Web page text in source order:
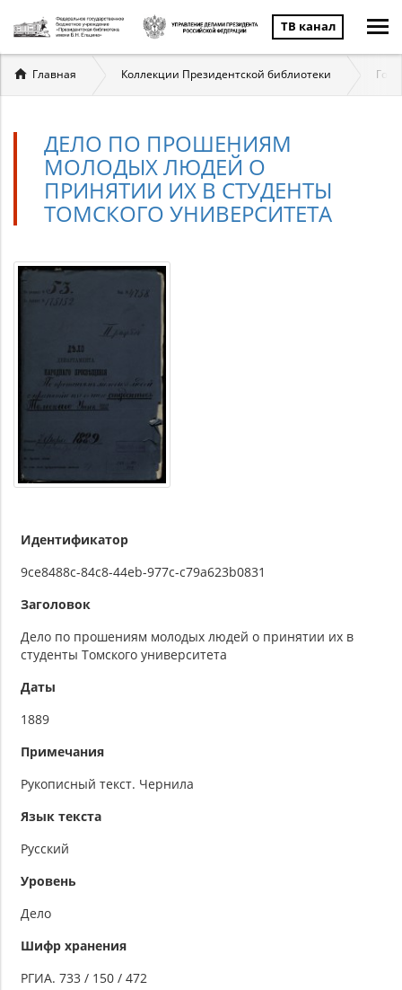
ТВ канал
Вы
здесь
Главная Коллекции Президентской библиотеки
ДЕЛО ПО ПРОШЕНИЯМ
МОЛОДЫХ ЛЮДЕЙ О
ПРИНЯТИИ ИХ В СТУДЕНТЫ
ТОМСКОГО УНИВЕРСИТЕТА
Идентификатор
9ce8488c-84c8-44eb-977c-c79a623b0831
Заголовок
Дело по прошениям молодых людей о принятии их в
студенты Томского университета
Даты
1889
Примечания
Рукописный текст. Чернила
Язык текста
Русский
Уровень
Дело
Шифр хранения
РГИА. 733 / 150 / 472